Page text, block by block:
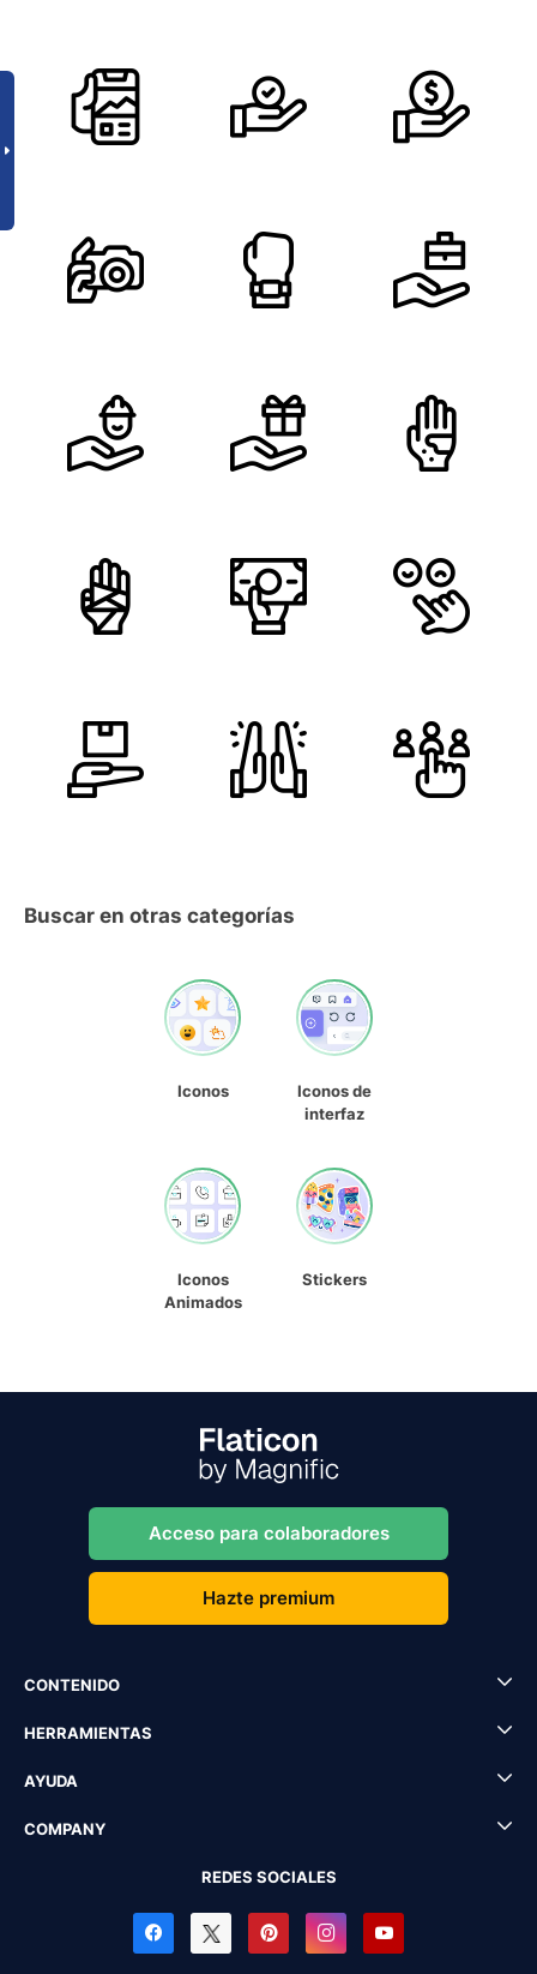
Buscar en otras categorías
Iconos
Iconos de
interfaz
Iconos
Animados
Stickers
Acceso para colaboradores
Hazte premium
CONTENIDO
HERRAMIENTAS
AYUDA
COMPANY
REDES SOCIALES